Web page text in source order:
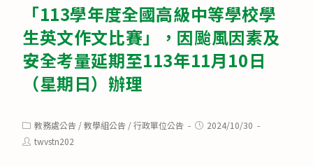
「113學年度全國高級中等學校學
生英文作文比賽」，因颱風因素及
安全考量延期至113年11月10日
（星期日）辦理
Post
category:
教務處公告 /教學組公告 /行政單位公告
Post2024/10/30
Posttwvstn202